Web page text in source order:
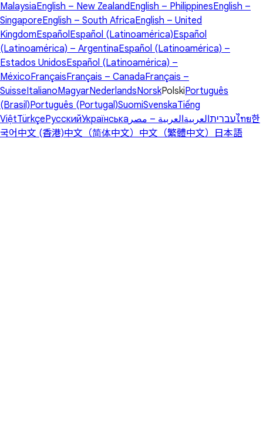
MalaysiaEnglish – New ZealandEnglish – PhilippinesEnglish –
SingaporeEnglish – South AfricaEnglish – United
KingdomEspañolEspañol (Latinoamérica)Español
(Latinoamérica) – ArgentinaEspañol (Latinoamérica) –
Estados UnidosEspañol (Latinoamérica) –
MéxicoFrançaisFrançais – CanadaFrançais –
SuisseItalianoMagyarNederlandsNorskPolskiPortuguês
(Brasil)Português (Portugal)SuomiSvenskaTiếng
ViệtTürkçeРусскийУкраїнська עבריתالعربيةالعربية – مصر ไทย한
국어 中文 (香港)中文（简体中文） 中文（繁體中文） 日本語